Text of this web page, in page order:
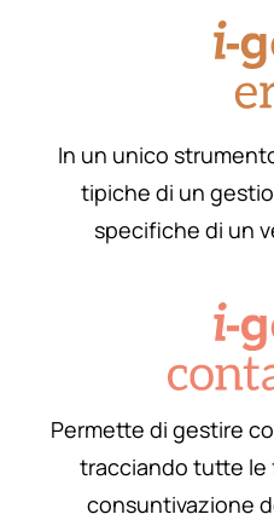
In un unico
tipiche di un
specifiche di un
Permette di gestire
tracciando tutte le
consuntivazione